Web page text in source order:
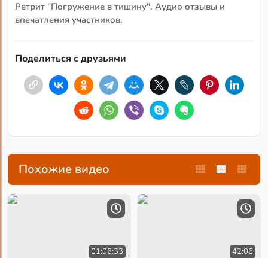
Ретрит "Погружение в тишину". Аудио отзывы и
впечатления участников.
Поделиться с друзьями
Похожие видео
01:06:33 42:06